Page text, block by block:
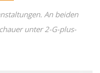
An beiden
unter 2-G-plus-